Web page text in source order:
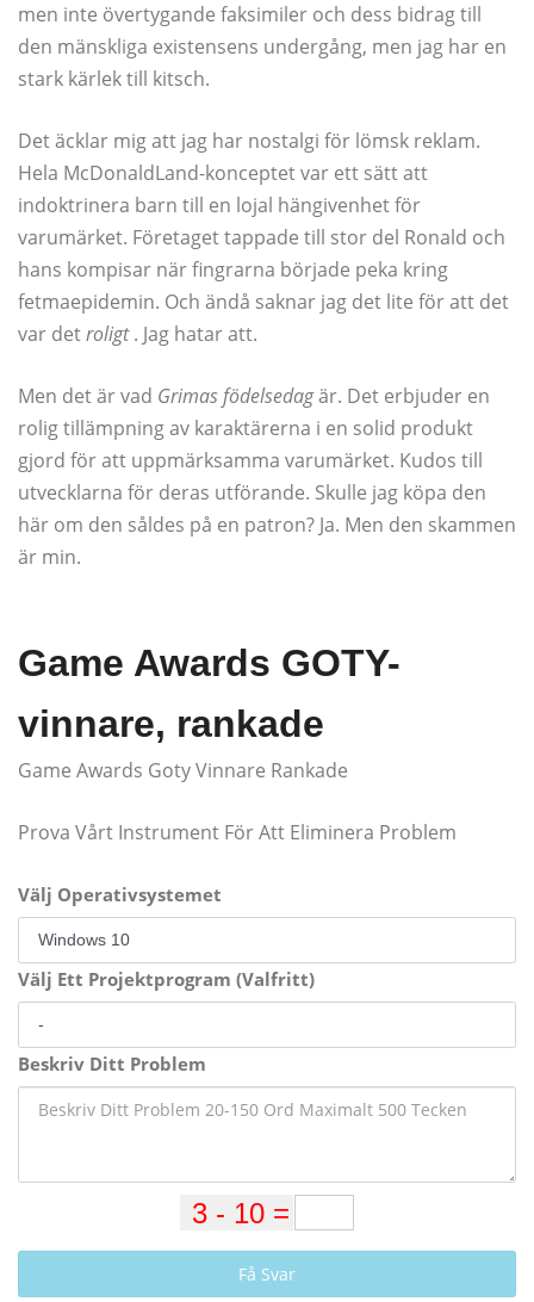
men inte övertygande faksimiler och dess bidrag till
den mänskliga existensens undergång, men jag har en
stark kärlek till kitsch.
Det äcklar mig att jag har nostalgi för lömsk reklam.
Hela McDonaldLand-konceptet var ett sätt att
indoktrinera barn till en lojal hängivenhet för
varumärket. Företaget tappade till stor del Ronald och
hans kompisar när fingrarna började peka kring
fetmaepidemin. Och ändå saknar jag det lite för att det
var detroligt. Jag hatar att.
Men det är vad Grimas födelsedagär. Det erbjuder en
rolig tillämpning av karaktärerna i en solid produkt
gjord för att uppmärksamma varumärket. Kudos till
utvecklarna för deras utförande. Skulle jag köpa den
här om den såldes på en patron? Ja. Men den skammen
är min.
Game Awards GOTY-
vinnare, rankade
Game Awards Goty Vinnare Rankade
Prova Vårt Instrument För Att Eliminera Problem
Välj Operativsystemet
Välj Ett Projektprogram (Valfritt)
Beskriv Ditt Problem
Få Svar